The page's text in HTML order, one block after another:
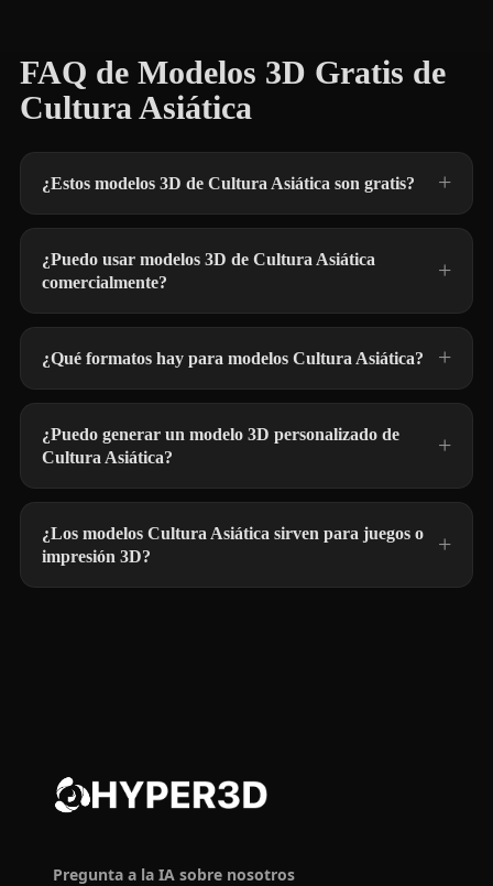
FAQ de Modelos 3D Gratis de
Cultura Asiática
¿Estos modelos 3D de Cultura Asiática son gratis?
¿Puedo usar modelos 3D de Cultura Asiática
comercialmente?
¿Qué formatos hay para modelos Cultura Asiática?
¿Puedo generar un modelo 3D personalizado de
Cultura Asiática?
¿Los modelos Cultura Asiática sirven para juegos o
impresión 3D?
Pregunta a la IA sobre nosotros